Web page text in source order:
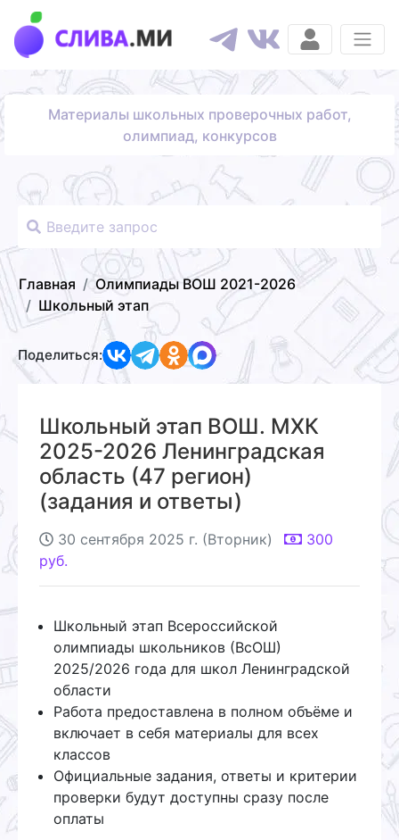
Материалы школьных проверочных работ,
олимпиад, конкурсов
Главная
Олимпиады ВОШ 2021-2026
Школьный этап
Поделиться:
Школьный этап ВОШ. МХК
2025-2026 Ленинградская
область (47 регион)
(задания и ответы)
30 сентября 2025 г. (Вторник)
300
руб.
Школьный этап Всероссийской
олимпиады школьников (ВсОШ)
2025/2026 года для школ Ленинградской
области
Работа предоставлена в полном объёме и
включает в себя материалы для всех
классов
Официальные задания, ответы и критерии
проверки будут доступны сразу после
оплаты